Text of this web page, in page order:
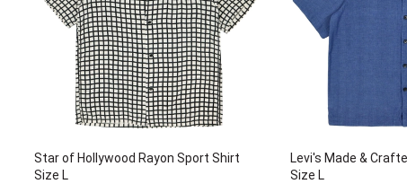
Star of Hollywood Rayon Sport Shirt
Size L
Levi's Made &
Size L